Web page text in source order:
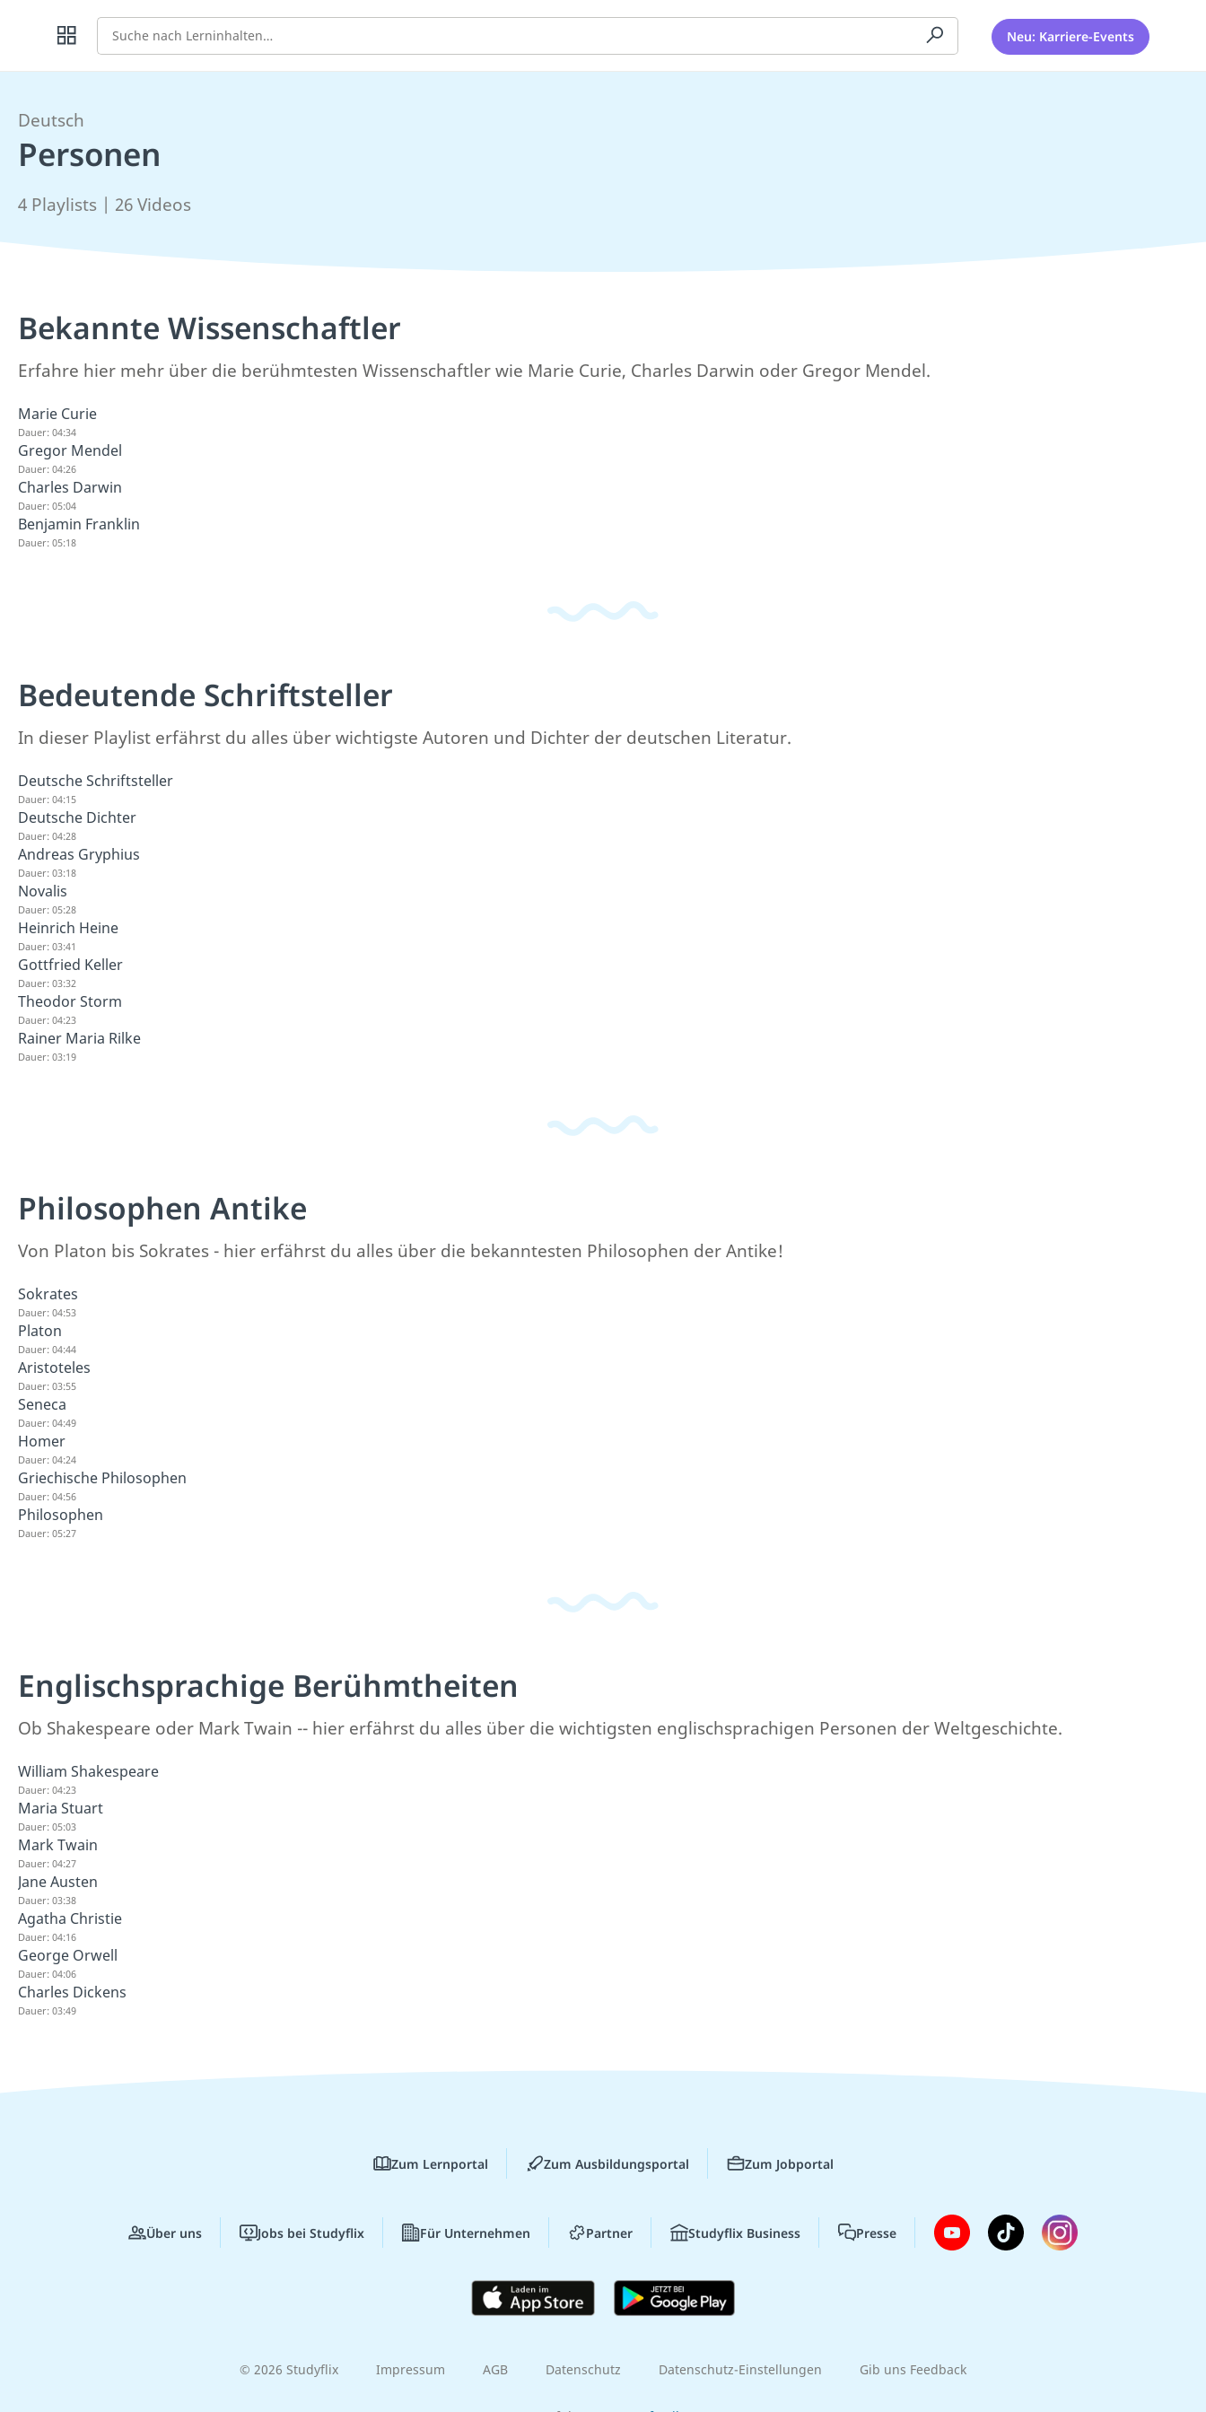
Suche Neu: Karriere-Events
Deutsch
Personen
4 Playlists | 26 Videos
Bekannte Wissenschaftler
Erfahre hier mehr über die berühmtesten Wissenschaftler wie Marie Curie, Charles Darwin oder Gregor Mendel.
Marie Curie
Dauer: 04:34
Gregor Mendel
Dauer: 04:26
Charles Darwin
Dauer: 05:04
Benjamin Franklin
Dauer: 05:18
Bedeutende Schriftsteller
In dieser Playlist erfährst du alles über wichtigste Autoren und Dichter der deutschen Literatur.
Deutsche Schriftsteller
Dauer: 04:15
Deutsche Dichter
Dauer: 04:28
Andreas Gryphius
Dauer: 03:18
Novalis
Dauer: 05:28
Heinrich Heine
Dauer: 03:41
Gottfried Keller
Dauer: 03:32
Theodor Storm
Dauer: 04:23
Rainer Maria Rilke
Dauer: 03:19
Philosophen Antike
Von Platon bis Sokrates - hier erfährst du alles über die bekanntesten Philosophen der Antike!
Sokrates
Dauer: 04:53
Platon
Dauer: 04:44
Aristoteles
Dauer: 03:55
Seneca
Dauer: 04:49
Homer
Dauer: 04:24
Griechische Philosophen
Dauer: 04:56
Philosophen
Dauer: 05:27
Englischsprachige Berühmtheiten
Ob Shakespeare oder Mark Twain -- hier erfährst du alles über die wichtigsten englischsprachigen Personen der Weltgeschichte.
William Shakespeare
Dauer: 04:23
Maria Stuart
Dauer: 05:03
Mark Twain
Dauer: 04:27
Jane Austen
Dauer: 03:38
Agatha Christie
Dauer: 04:16
George Orwell
Dauer: 04:06
Charles Dickens
Dauer: 03:49
Zum Lernportal Zum Ausbildungsportal Zum Jobportal
Über uns Jobs bei Studyflix Für Unternehmen Partner Studyflix Business Presse
© 2026 Studyflix Impressum AGB Datenschutz Datenschutz-Einstellungen Gib uns Feedback